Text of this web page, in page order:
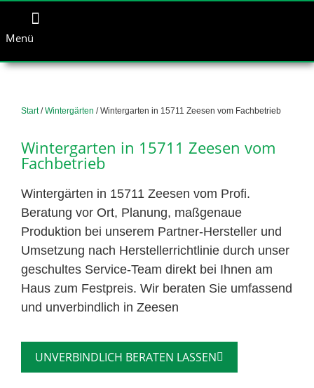
Menü
Start/Wintergärten / Wintergarten in 15711 Zeesen vom Fachbetrieb
Wintergarten in 15711 Zeesen vom
Fachbetrieb
Wintergärten in 15711 Zeesen vom Profi.
Beratung vor Ort, Planung, maßgenaue
Produktion bei unserem Partner-Hersteller und
Umsetzung nach Herstellerrichtlinie durch unser
geschultes Service-Team direkt bei Ihnen am
Haus zum Festpreis. Wir beraten Sie umfassend
und unverbindlich in Zeesen
UNVERBINDLICH BERATEN LASSEN